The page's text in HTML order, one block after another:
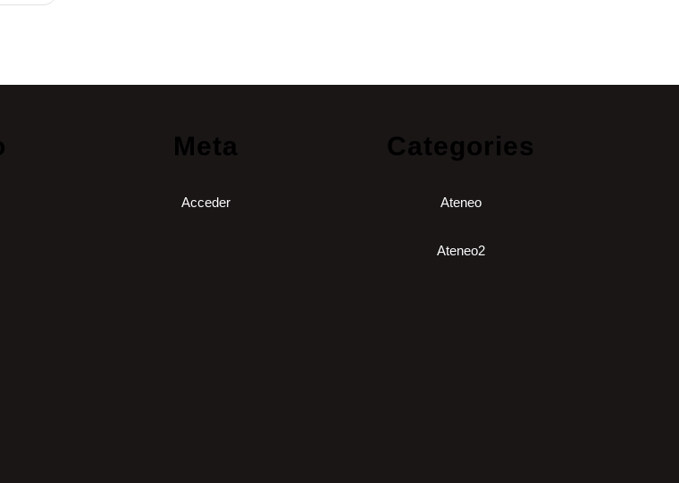
Meta
Acceder
Categories
Ateneo
Ateneo2